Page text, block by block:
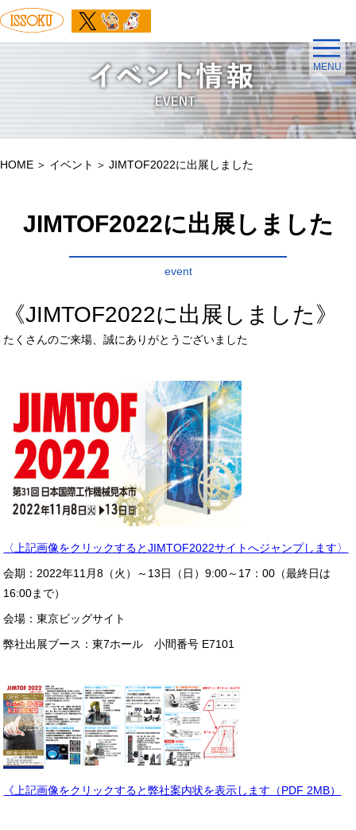
MENU
HOME イベント JIMTOF2022に出展しました
JIMTOF2022に出展しました
event
《JIMTOF2022に出展しました》
たくさんのご来場、誠にありがとうございました
〈上記画像をクリックするとJIMTOF2022サイトへジャンプします〉
会期：2022年11月8（火）～13日（日）9:00～17：00（最終日は
16:00まで）
会場：東京ビッグサイト
弊社出展ブース：東7ホール 小間番号 E7101
《上記画像をクリックすると弊社案内状を表示します（PDF 2MB）